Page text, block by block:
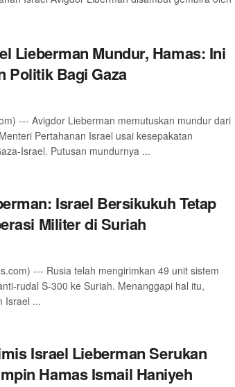
Lieberman Mundur, Hamas: Ini
Politik Bagi Gaza
--- Avigdor Lieberman memutuskan mundur dari
Pertahanan Israel usai kesepakatan
Israel. Putusan mundurnya ...
Israel Bersikukuh Tetap
Militer di Suriah
--- Rusia telah mengirimkan 49 unit sistem
rudal S-300 ke Suriah. Menanggapi hal itu,
Israel ...
Israel Lieberman Serukan
Hamas Ismail Haniyeh